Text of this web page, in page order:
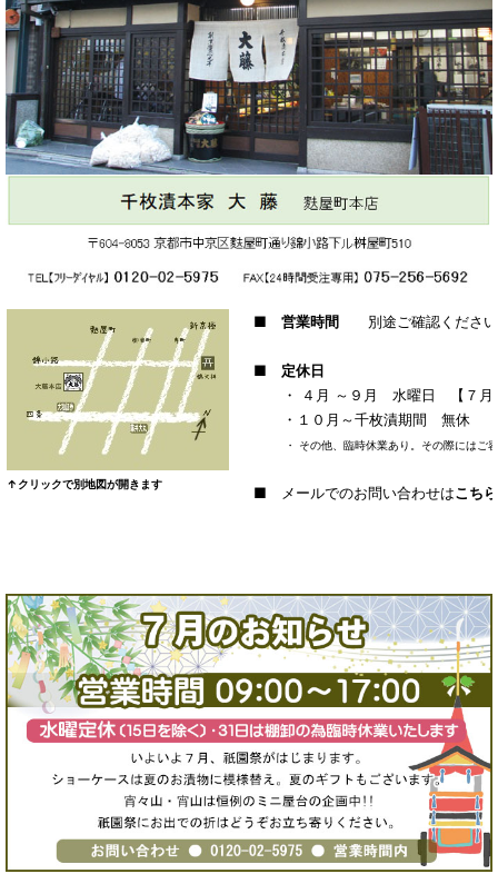
↑クリックで別地図が開きます
■ 営業時間 別途ご確認ください
■ 定休日
・ ４月 ～９月 水曜日 【７月３
・１０月～千枚漬期間 無休 【
・ その他、臨時休業あり。その際にはご
■ メールでのお問い合わせはこちら